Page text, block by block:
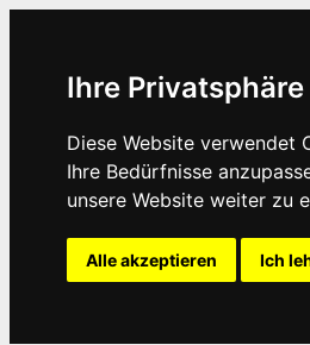
Ihre
Diese Website verwendet
Ihre Bedürfnisse
unsere Website weiter zu
Alle akzeptieren Ich